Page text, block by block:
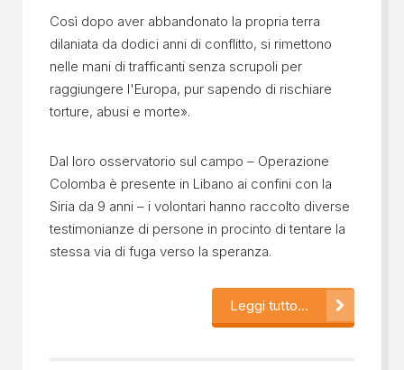
Così dopo aver abbandonato la propria terra
dilaniata da dodici anni di conflitto, si rimettono
nelle mani di trafficanti senza scrupoli per
raggiungere l'Europa, pur sapendo di rischiare
torture, abusi e morte».
Dal loro osservatorio sul campo – Operazione
Colomba è presente in Libano ai confini con la
Siria da 9 anni – i volontari hanno raccolto diverse
testimonianze di persone in procinto di tentare la
stessa via di fuga verso la speranza.
Leggi tutto...